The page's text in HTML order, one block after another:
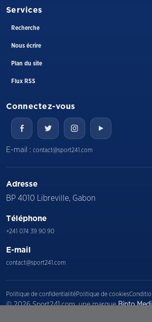
Services
Recherche
Nous écrire
Plan du site
Flux RSS
Connectez-vous
E-mail : contact@sport241.com
Adresse
BP 4010 Libreville, Gabon
Téléphone
+241 074 39 90 90
E-mail
contact@sport241.com
Politique de confidentialitéPolitique de cookies
© 2026 Sport241.com, une marqueBinto